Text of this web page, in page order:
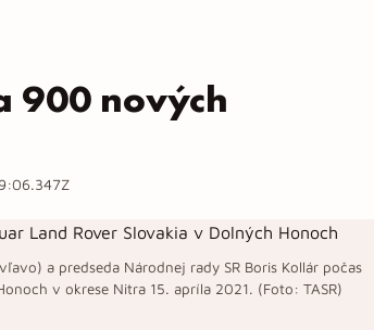
900 nových
a predseda Národnej rady SR Boris Kollár počas
v okrese Nitra 15. apríla 2021. (Foto: TASR)